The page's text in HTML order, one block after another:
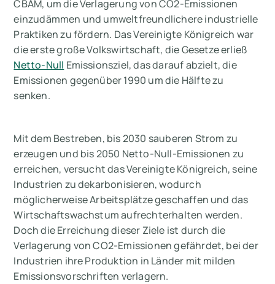
Warum sollten Sie sich für das britische
CBAM interessieren?
Wie kann Arbor Ihnen beim britischen CBAM
helfen?
Messen Sie Ihre CO2-Emissionen mit Arbor
Häufig gestellte Fragen zum britischen
CBAM:
CBAM, um die Verlagerung von CO2-Emissionen
einzudämmen und umweltfreundlichere industrielle
Praktiken zu fördern. Das Vereinigte Königreich war
die erste große Volkswirtschaft, die Gesetze erließ
Netto-Null Emissionsziel, das darauf abzielt, die
Emissionen gegenüber 1990 um die Hälfte zu
senken.
Mit dem Bestreben, bis 2030 sauberen Strom zu
erzeugen und bis 2050 Netto-Null-Emissionen zu
erreichen, versucht das Vereinigte Königreich, seine
Industrien zu dekarbonisieren, wodurch
möglicherweise Arbeitsplätze geschaffen und das
Wirtschaftswachstum aufrechterhalten werden.
Doch die Erreichung dieser Ziele ist durch die
Verlagerung von CO2-Emissionen gefährdet, bei der
Industrien ihre Produktion in Länder mit milden
Emissionsvorschriften verlagern.